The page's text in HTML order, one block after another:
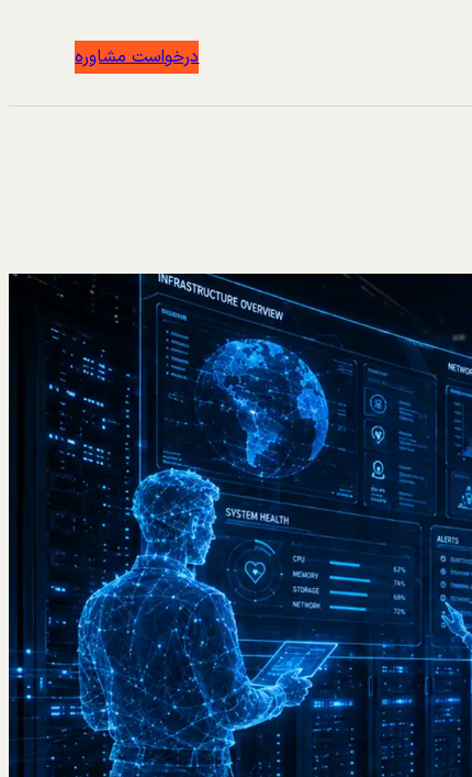
درخواست مشاوره